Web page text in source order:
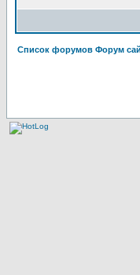
Список форумов Форум